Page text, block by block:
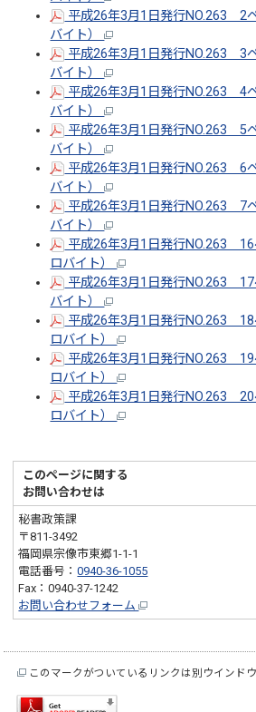
平成26年3月1日発行NO.263 2
バイト）
平成26年3月1日発行NO.263 3
バイト）
平成26年3月1日発行NO.263 4
バイト）
平成26年3月1日発行NO.263 5
バイト）
平成26年3月1日発行NO.263 6
バイト）
平成26年3月1日発行NO.263 7
バイト）
平成26年3月1日発行NO.263 16
ロバイト）
平成26年3月1日発行NO.263 17
バイト）
平成26年3月1日発行NO.263 18
ロバイト）
平成26年3月1日発行NO.263 19
ロバイト）
平成26年3月1日発行NO.263 20
ロバイト）
このページに関する
お問い合わせは
秘書政策課
〒811-3492
福岡県宗像市東郷1-1-1
電話番号：0940-36-1055
Fax：0940-37-1242
お問い合わせフォーム
このマークがついているリンクは別ウインド